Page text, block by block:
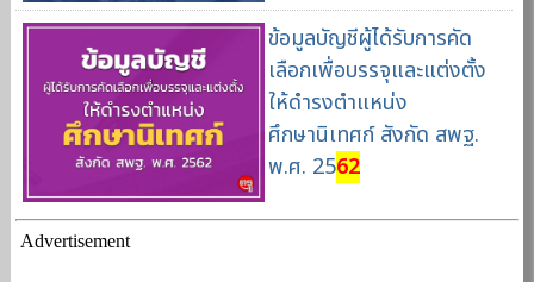
ข้อมูลบัญชีผู้ได้รับการคัด
เลือกเพื่อบรรจุและแต่งตั้ง
ให้ดำรงตำแหน่ง
ศึกษานิเทศก์ สังกัด สพฐ.
พ.ศ. 2562
Advertisement